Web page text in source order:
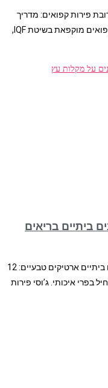
פירות קפואים: מדריך
לבחירה, שימוש וקנייה חכמה תערובת פירות קפואים מוקפאת בשיטת IQF,
מתכון: 12 מתכונים ביתיים בריאים
ג’וסי פירות קפואים, פירות למהדרין לארטיקים ביתיים ארטיקים טבעיים: 12
בפרי איכותי. ג’וסי פירות